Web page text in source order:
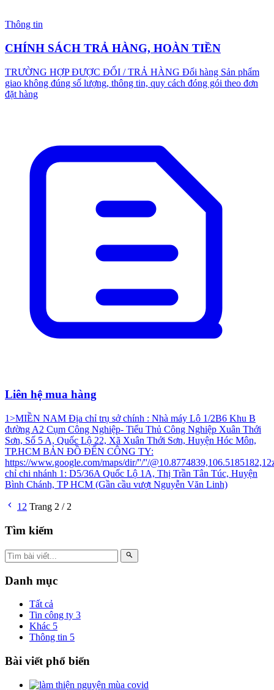
Thông tin
CHÍNH SÁCH TRẢ HÀNG, HOÀN TIỀN
TRƯỜNG HỢP ĐƯỢC ĐỔI / TRẢ HÀNG Đổi hàng Sản phẩm
giao không đúng số lượng, thông tin, quy cách đóng gói theo đơn
đặt hàng
Liên hệ mua hàng
1>MIỀN NAM Địa chỉ trụ sở chính : Nhà máy Lô 1/2B6 Khu B
đường A2 Cụm Công Nghiệp- Tiểu Thủ Công Nghiệp Xuân Thới
Sơn, Số 5 A, Quốc Lộ 22, Xã Xuân Thới Sơn, Huyện Hóc Môn,
TP.HCM BẢN ĐỒ ĐẾN CÔNG TY:
https://www.google.com/maps/dir/''/''/
chỉ chi nhánh 1: D5/36A Quốc Lộ 1A, Thị Trần Tân Túc, Huyện
Bình Chánh, TP HCM (Gần cầu vượt Nguyễn Văn Linh)
1 2 Trang 2 / 2
Tìm kiếm
Danh mục
Tất cả
Tin công ty 3
Khác 5
Thông tin 5
Bài viết phổ biến